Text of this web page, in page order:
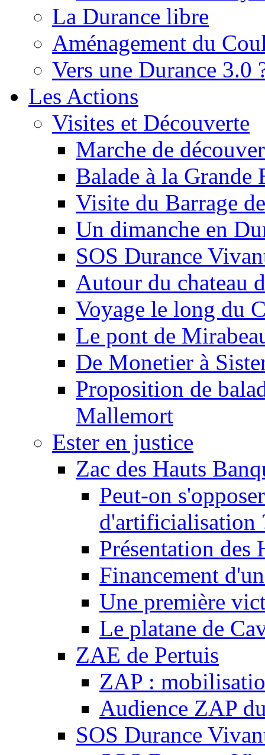
La Durance libre
Aménagement du
Vers une Durance 3.0
Les Actions
Visites et Découverte
Marche de
Balade à la Grande
Visite du Barrage
Un dimanche en
SOS Durance
Autour du chateau
Voyage le long du
Le pont de
De Monetier à
Proposition de
Mallemort
Ester en justice
Zac des Hauts
Peut-on
d'artificialisation
Présentation des
Financement
Une première
Le platane de
ZAE de Pertuis
ZAP :
Audience ZAP
SOS Durance